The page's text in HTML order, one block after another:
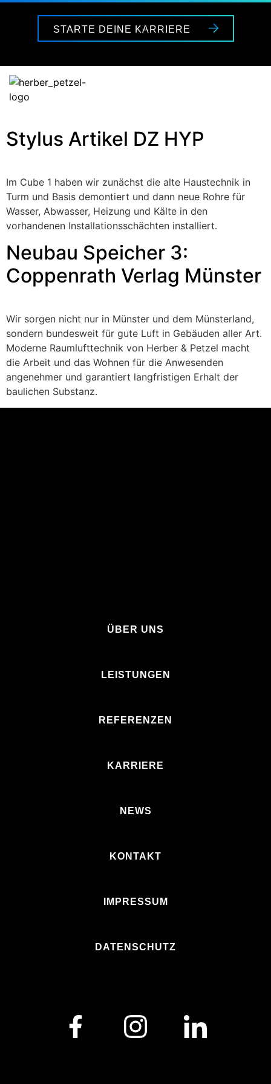
STARTE DEINE KARRIERE
Stylus Artikel DZ HYP
Im Cube 1 haben wir zunächst die alte Haustechnik in
Turm und Basis demontiert und dann neue Rohre für
Wasser, Abwasser, Heizung und Kälte in den
vorhandenen Installationsschächten installiert.
Neubau Speicher 3:
Coppenrath Verlag Münster
Wir sorgen nicht nur in Münster und dem Münsterland,
sondern bundesweit für gute Luft in Gebäuden aller Art.
Moderne Raumlufttechnik von Herber & Petzel macht
die Arbeit und das Wohnen für die Anwesenden
angenehmer und garantiert langfristigen Erhalt der
baulichen Substanz.
ÜBER UNS
LEISTUNGEN
REFERENZEN
KARRIERE
NEWS
KONTAKT
IMPRESSUM
DATENSCHUTZ